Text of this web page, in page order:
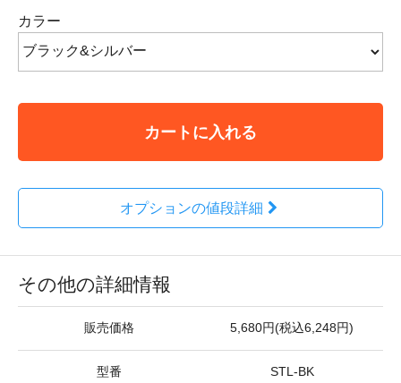
カラー
カートに入れる
オプションの値段詳細
その他の詳細情報
販売価格 5,680円(税込6,248円)
型番 STL-BK